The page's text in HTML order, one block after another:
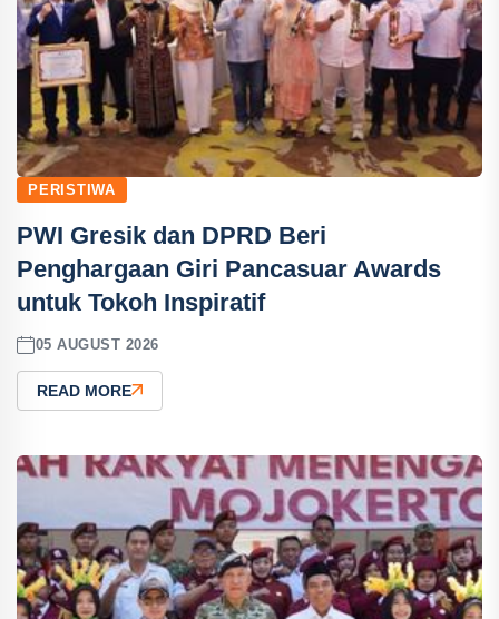
PERISTIWA
PWI Gresik dan DPRD Beri
Penghargaan Giri Pancasuar Awards
untuk Tokoh Inspiratif
05 AUGUST 2026
READ MORE